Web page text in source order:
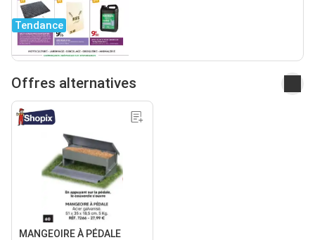
Tendance
Offres alternatives
MANGEOIRE À PÉDALE